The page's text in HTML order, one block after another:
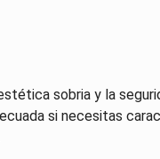
sobria y la
si necesitas